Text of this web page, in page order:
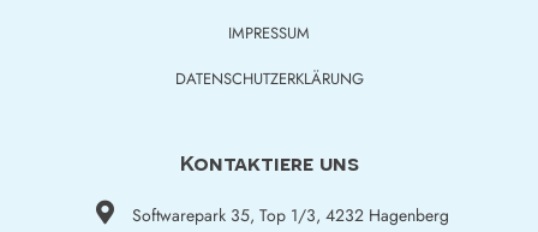
IMPRESSUM
DATENSCHUTZERKLÄRUNG
Kontaktiere uns
Softwarepark 35, Top 1/3, 4232 Hagenberg